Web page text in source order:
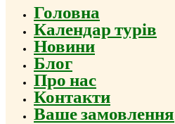
Головна
Календар турів
Новини
Блог
Про нас
Контакти
Ваше замовлення